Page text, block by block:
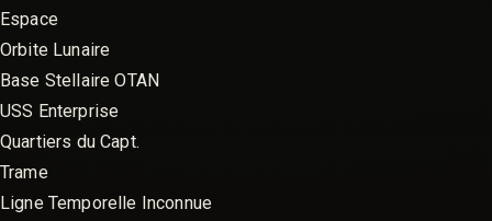
Espace
Orbite Lunaire
Base Stellaire OTAN
USS Enterprise
Quartiers du Capt.
Trame
Ligne Temporelle Inconnue